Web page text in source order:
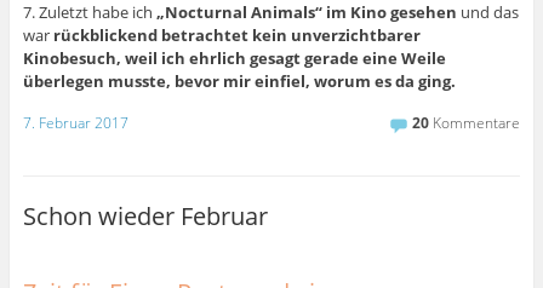
7. Zuletzt habe ich „Nocturnal Animals“ im Kino gesehen und das
war rückblickend betrachtet kein unverzichtbarer
Kinobesuch, weil ich ehrlich gesagt gerade eine Weile
überlegen musste, bevor mir einfiel, worum es da ging.
7. Februar 2017 20 Kommentare
Schon wieder Februar